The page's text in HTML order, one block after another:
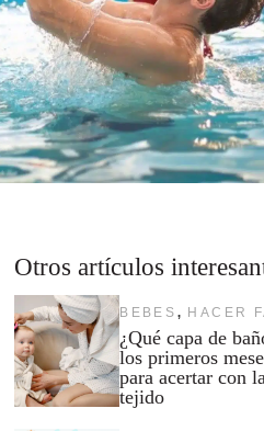
Otros artículos
BEBES , HACER
¿Qué capa de
los primeros
para acertar con
tejido